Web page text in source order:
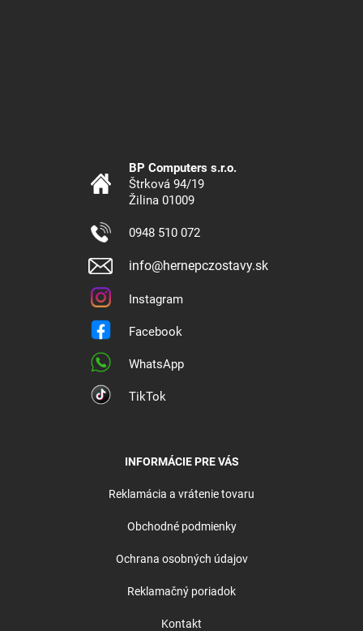
BP Computers s.r.o.
Štrková 94/19
Žilina 01009
0948 510 072
info@hernepczostavy.sk
Instagram
Facebook
WhatsApp
TikTok
INFORMÁCIE PRE VÁS
Reklamácia a vrátenie tovaru
Obchodné podmienky
Ochrana osobných údajov
Reklamačný poriadok
Kontakt